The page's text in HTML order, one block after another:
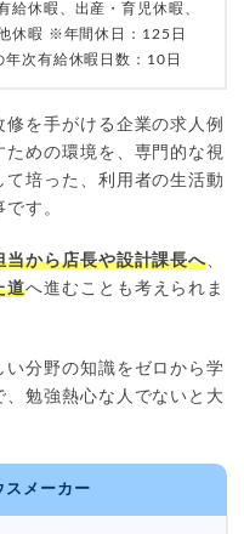
給休暇、出産・育児休暇、
休暇 ※年間休日：125日
次有給休暇日数：10日
を手がける企業の求人例
めの環境を、専門的な視
培った、利用者の生活動
す。
当から店長や設計課長へ、
道へ進むことも考えられま
分野の知識をゼロから学
勉強熱心な人でないと大
スメーカー